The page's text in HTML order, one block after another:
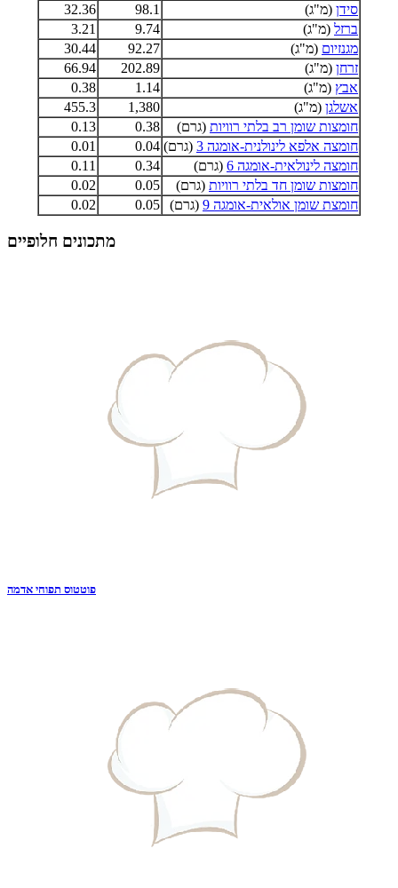
סידן (מ"ג) 98.1
32.36
ברזל (מ"ג) 9.74
3.21
מגנזיום (מ"ג) 92.27
30.44
זרחן (מ"ג) 202.89
66.94
אבץ (מ"ג) 1.14
0.38
אשלגן (מ"ג) 1,380
455.3
חומצות שומן רב בלתי רוויות (גרם) 0.38
0.13
חומצה אלפא לינולנית-אומגה 3
(גרם) 0.04
0.01
חומצה לינולאית-אומגה 6
(גרם) 0.34
0.11
חומצות שומן חד בלתי רוויות (גרם) 0.05
0.02
חומצת שומן אולאית-אומגה 9
(גרם) 0.05
0.02
מתכונים חלופיים
פוטטוס תפוחי אדמה